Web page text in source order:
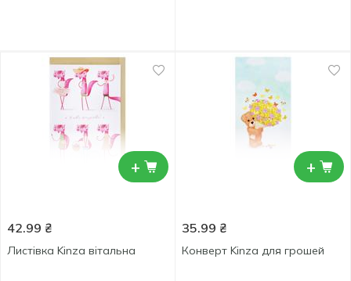
+
42.99 ₴
Листівка Kinza вітальна
+
35.99 ₴
Конверт Kinza для грошей